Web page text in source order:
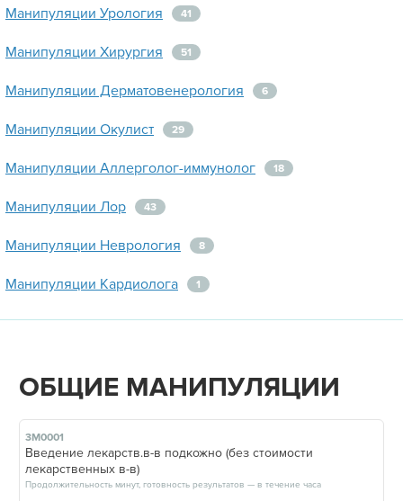
Манипуляции Урология 41
Манипуляции Хирургия 51
Манипуляции Дерматовенерология 6
Манипуляции Окулист 29
Манипуляции Аллерголог-иммунолог 18
Манипуляции Лор 43
Манипуляции Неврология 8
Манипуляции Кардиолога 1
ОБЩИЕ МАНИПУЛЯЦИИ
3М0001
Введение лекарств.в-в подкожно (без стоимости
лекарственных в-в)
Продолжительность минут, готовность результатов — в течение часа